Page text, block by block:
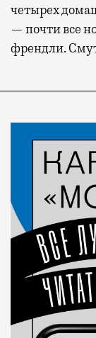
четырех
— почти все
френдли.